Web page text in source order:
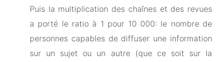
Puis la multiplication des chaînes et des revues
a porté le ratio à 1 pour 10 000: le nombre de
personnes capables de diffuser une information
sur un sujet ou un autre (que ce soit sur la